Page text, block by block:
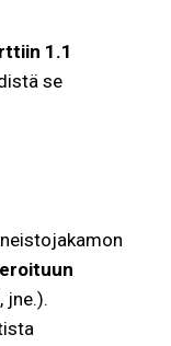
1.1
se
jne.).